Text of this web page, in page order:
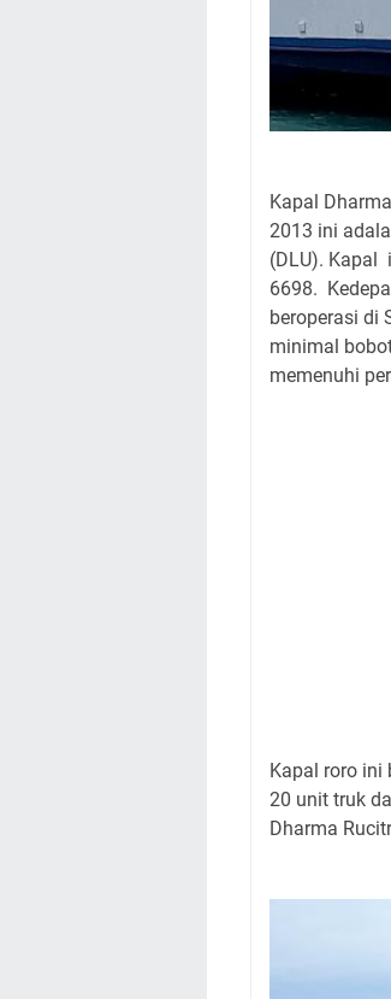
Kapal
2013 ini
(DLU). Kapal
6698.
beroperasi di
minimal
memenuhi
Kapal roro ini
20 unit truk
Dharma